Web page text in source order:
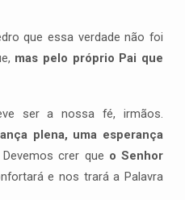
que essa verdade não foi
mas pelo próprio Pai que
ser a nossa fé, irmãos.
plena, uma esperança
crer que o Senhor
e nos trará a Palavra